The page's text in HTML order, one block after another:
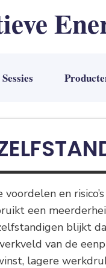
Sessies
en
een
blijkt
van de
lagere